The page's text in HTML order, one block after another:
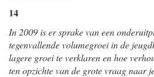
14
In 2009 is er sprake van een
tegenvallende volumegroei in de
lagere groei te verklaren en hoe
ten opzichte van de grote vraag naar